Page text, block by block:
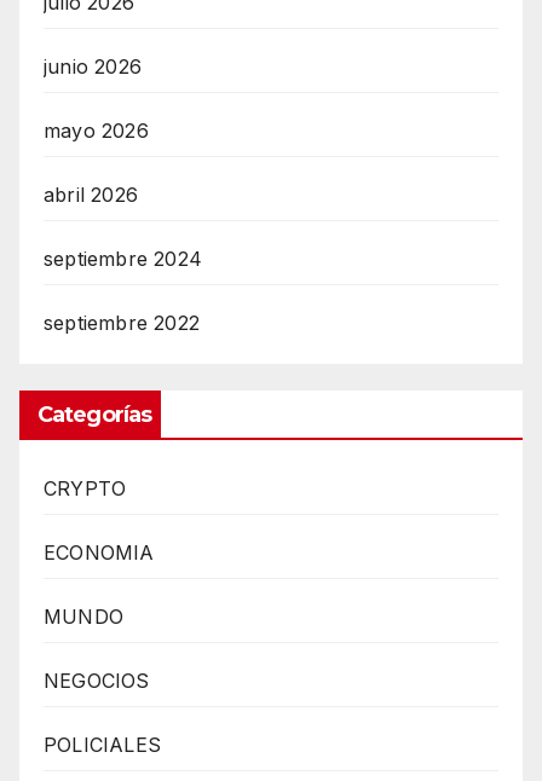
junio 2026
mayo 2026
abril 2026
septiembre 2024
septiembre 2022
Categorías
CRYPTO
ECONOMIA
MUNDO
NEGOCIOS
POLICIALES